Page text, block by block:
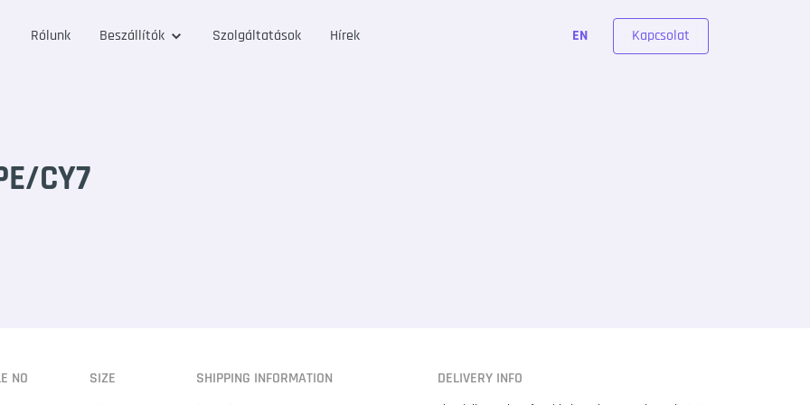
Rólunk Beszállítók Szolgáltatások Hírek EN Kapcsolat
CY7
NO SIZE SHIPPING INFORMATION DELIVERY INFO